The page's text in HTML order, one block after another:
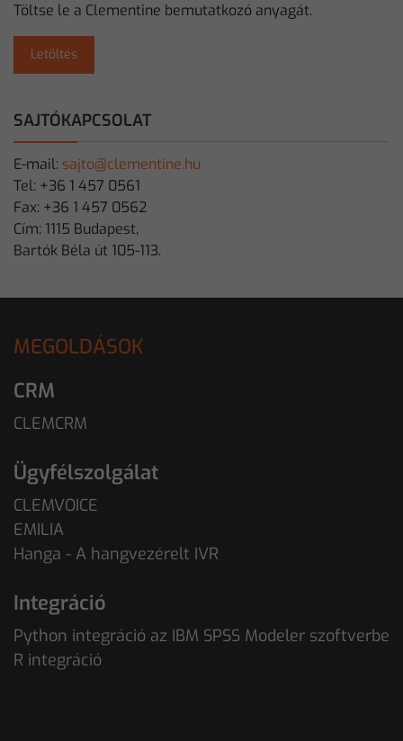
Töltse le a Clementine bemutatkozó anyagát.
Letöltés
SAJTÓKAPCSOLAT
E-mail: sajto@clementine.hu
Tel: +36 1 457 0561
Fax: +36 1 457 0562
Cím: 1115 Budapest,
Bartók Béla út 105-113.
MEGOLDÁSOK
CRM
CLEMCRM
Ügyfélszolgálat
CLEMVOICE
EMILIA
Hanga - A hangvezérelt IVR
Integráció
Python integráció az IBM SPSS Modeler szoftverbe
R integráció